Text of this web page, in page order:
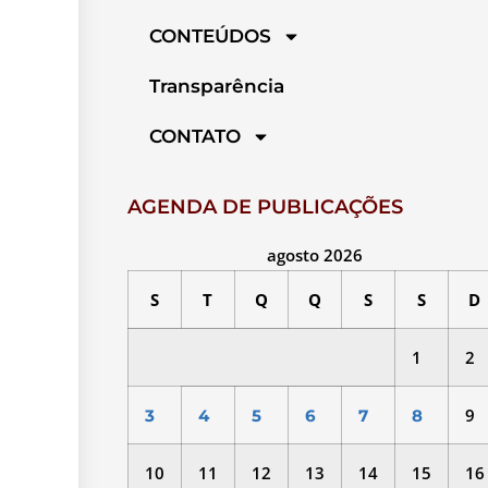
CONTEÚDOS
Transparência
CONTATO
AGENDA DE PUBLICAÇÕES
agosto 2026
S T Q Q S S D
1 2
3 4 5 6 7 8 9
10 11 12 13 14 15 16